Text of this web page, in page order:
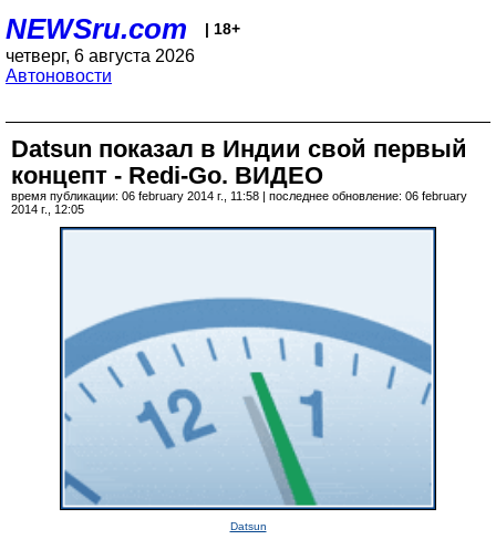
NEWSru.com | 18+
четверг, 6 августа 2026
Автоновости
Datsun показал в Индии свой первый
концепт - Redi-Go. ВИДЕО
время публикации: 06 february 2014 г., 11:58 | последнее обновление: 06 february
2014 г., 12:05
Datsun